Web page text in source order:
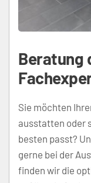
Beratung
Sie möchten
ausstatten oder
besten passt?
gerne bei der
finden wir die